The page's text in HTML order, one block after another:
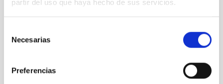
partir del uso que haya hecho de sus servicios.
Necesarias
Preferencias